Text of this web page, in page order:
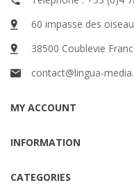
60 impasse des
38500 Coublevie
contact@lingua-
MY ACCOUNT
INFORMATION
CATEGORIES